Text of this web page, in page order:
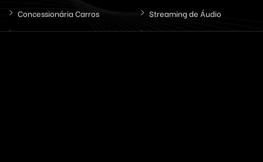
Concessionária Carros
Educação & EAD
Streaming de Áudio
Streaming Vídeo